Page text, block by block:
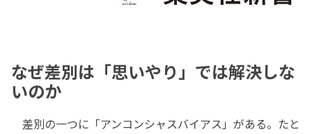
なぜ差別は「思いやり」では解決しな
いのか
差別の一つに「アンコンシャスバイアス」がある。たと